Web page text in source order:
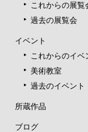
これからの展覧
過去の展覧会
イベント
これからのイベ
美術教室
過去のイベント
所蔵作品
ブログ